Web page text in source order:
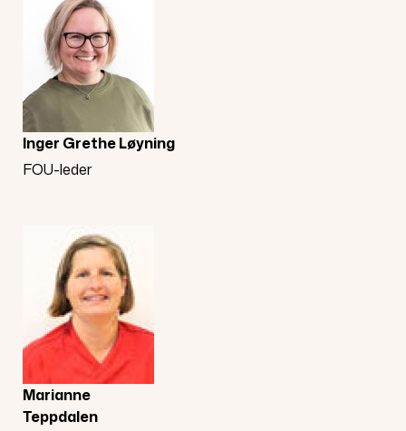
Inger Grethe Løyning
FOU-leder
Marianne
Teppdalen